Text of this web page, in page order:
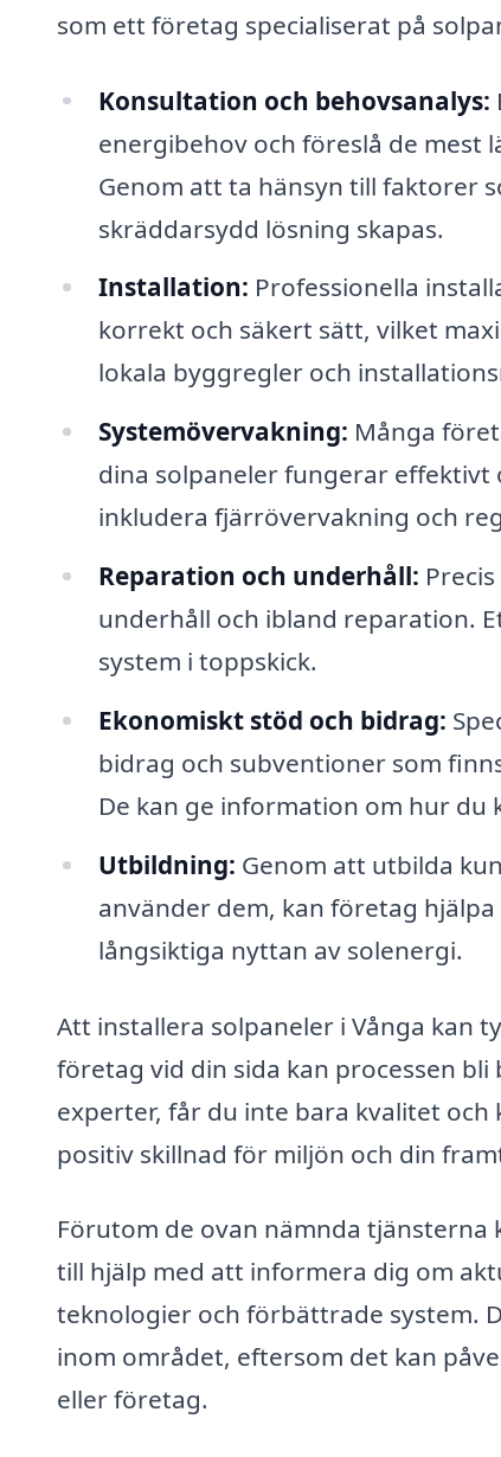
som ett företag specialiserat på
Konsultation och behovsanalys:
energibehov och föreslå de mest
Genom att ta hänsyn till faktorer
skräddarsydd lösning skapas.
Installation: Professionella
korrekt och säkert sätt, vilket
lokala byggregler och
Systemövervakning: Många
dina solpaneler fungerar effektivt
inkludera fjärrövervakning och
Reparation och underhåll:
underhåll och ibland reparation.
system i toppskick.
Ekonomiskt stöd och bidrag:
bidrag och subventioner som
De kan ge information om hur du
Utbildning: Genom att utbilda
använder dem, kan företag
långsiktiga nyttan av solenergi.
Att installera solpaneler i Vånga kan
företag vid din sida kan processen
experter, får du inte bara kvalitet
positiv skillnad för miljön och din
Förutom de ovan nämnda tjänsterna
till hjälp med att informera dig om
teknologier och förbättrade system.
inom området, eftersom det kan
eller företag.